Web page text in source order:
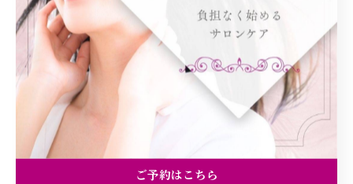
痩身
Recent Posts
2026/08/05
ご予約はこちら